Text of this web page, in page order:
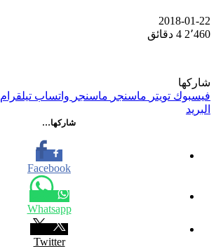
2018-01-22
2٬460 4 دقائق
شاركها
فيسبوك تويتر ماسنجر ماسنجر واتساب تيلقرام
البريد
شاركها…
Facebook
Whatsapp
Twitter